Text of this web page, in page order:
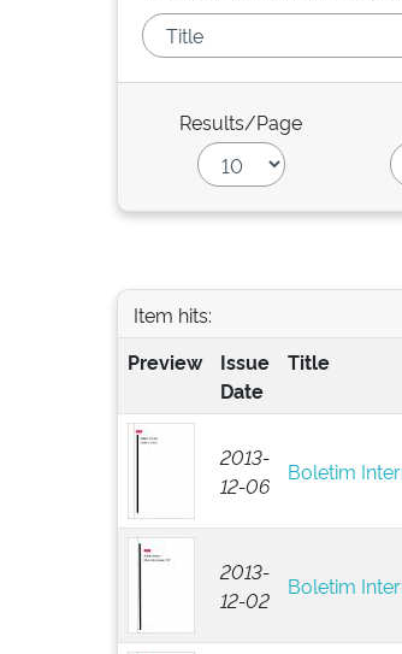
Results/Page
Item hits:
Preview
Issue
Date
Title
2013-
12-06
Boletim
2013-
12-02
Boletim